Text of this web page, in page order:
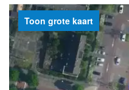
Toon grote kaart